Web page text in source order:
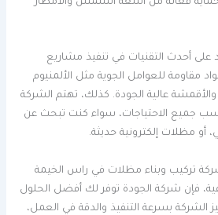
فعالة من أشعة الشمس والأمطار
على أحدث التقنيات في تنفيذ مشاريع
مقاومة للعوامل الجوية مثل الألمنيوم
عالية الجودة. كذلك، تهتم الشركة
جميع الاحتياجات، سواء كنت تبحث عن
أو مظلات إلكترونية حديثة.
تركيب وبناء مظلات في راس الخيمة
فإن شركة الجودة توفر لك أفضل الحلول
الشركة بسرعة التنفيذ والدقة في العمل،